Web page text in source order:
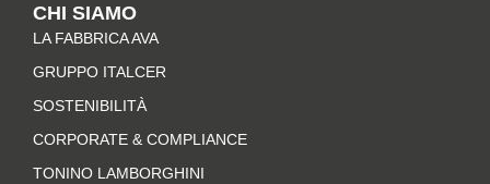
a
g
r
a
m
b
o
o
k
-
f
r
e
t
CHI SIAMO
LA FABBRICA AVA
GRUPPO ITALCER
SOSTENIBILITÀ
CORPORATE & COMPLIANCE
TONINO LAMBORGHINI